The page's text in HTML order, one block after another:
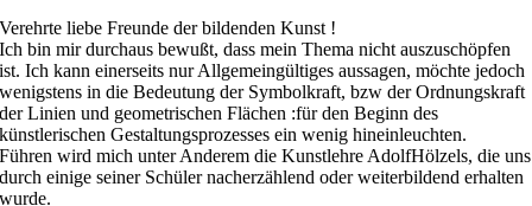
Verehrte liebe Freunde der bildenden Kunst !
Ich bin mir durchaus bewußt, dass mein Thema nicht auszuschöpfen
ist. Ich kann einerseits nur Allgemeingültiges aussagen, möchte jedoch
wenigstens in die Bedeutung der Symbolkraft, bzw der Ordnungskraft
der Linien und geometrischen Flächen :für den Beginn des
künstlerischen Gestaltungsprozesses ein wenig hineinleuchten.
Führen wird mich unter Anderem die Kunstlehre AdolfHölzels, die uns
durch einige seiner Schüler nacherzählend oder weiterbildend erhalten
wurde.